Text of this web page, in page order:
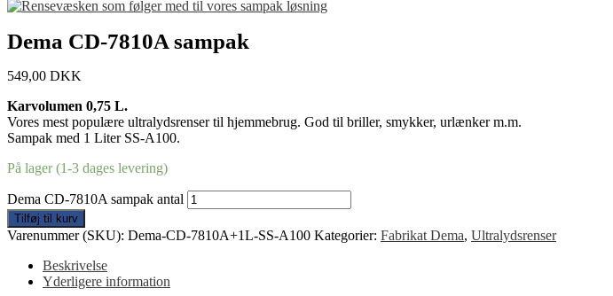
Dema CD-7810A sampak
549,00 DKK
Karvolumen 0,75 L.
Vores mest populære ultralydsrenser til hjemmebrug. God til briller, smykker, urlænker m.m.
Sampak med 1 Liter SS-A100.
På lager (1-3 dages levering)
Dema CD-7810A sampak antal
Tilføj til kurv
Varenummer (SKU): Dema-CD-7810A+1L-SS-A100 Kategorier: Fabrikat Dema, Ultralydsrenser
Beskrivelse
Yderligere information